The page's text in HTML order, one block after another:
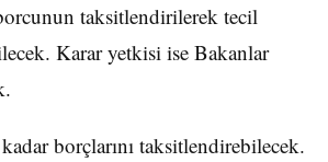
taksitlendirilerek tecil
Karar yetkisi ise Bakanlar
borçlarını taksitlendirebilecek.